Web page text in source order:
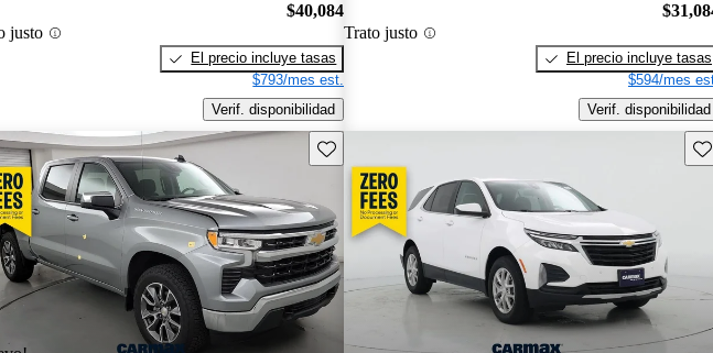
justo
$40,084
El precio incluye tasas
$793/mes est.
Verif. disponibilidad
Trato justo
El precio incluye tasas
$594/mes
Verif. disponibilidad
Aviso Guarda este Aviso